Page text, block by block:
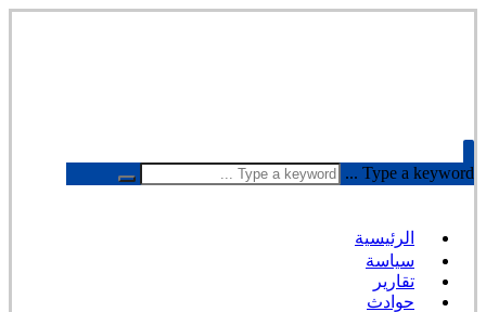
Type a keyword ...
الرئيسية
سياسة
تقارير
حوادث